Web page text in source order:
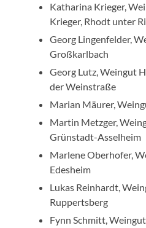
Katharina Krieger,
Krieger, Rhodt unter
Georg Lingenfelder,
Großkarlbach
Georg Lutz, Weingut
der Weinstraße
Marian Mäurer,
Martin Metzger,
Grünstadt-Asselheim
Marlene Oberhofer,
Edesheim
Lukas Reinhardt,
Ruppertsberg
Fynn Schmitt,